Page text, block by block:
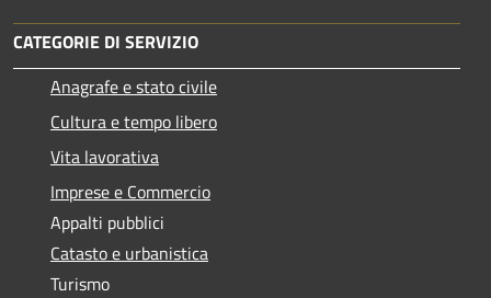
CATEGORIE DI SERVIZIO
Anagrafe e stato civile
Cultura e tempo libero
Vita lavorativa
Imprese e Commercio
Appalti pubblici
Catasto e urbanistica
Turismo